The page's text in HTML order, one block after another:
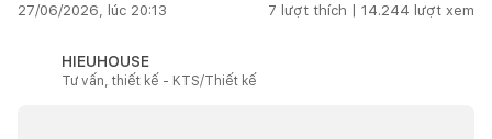
27/06/2026, lúc 20:13 7 lượt thích | 14.244 lượt xem
HIEUHOUSE
Tư vấn, thiết kế - KTS/Thiết kế